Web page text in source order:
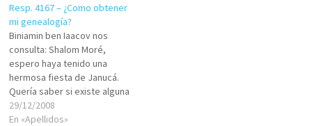
Resp. 4167 – ¿Como obtener
mi genealogía?
Biniamin ben Iaacov nos
consulta: Shalom Moré,
espero haya tenido una
hermosa fiesta de Janucá.
Quería saber si existe alguna
manera de trazar mi
genealogiá para averiguar a
29/12/2008
En «Apellidos»